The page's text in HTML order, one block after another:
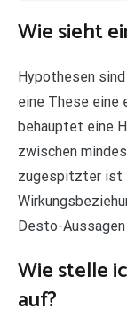
Wie sieht
Hypothesen
eine These eine
behauptet eine
zwischen
zugespitzter ist
Desto-
Wie stelle
auf?